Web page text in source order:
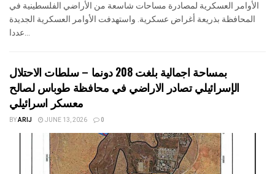
الأوامر العسكرية لمصادرة مساحات شاسعة من الأراضي الفلسطينية في
المحافظة بذريعة أغراض عسكرية. واستهدفت الأوامر العسكرية الجديدة
عددا...
بمساحة اجمالية بلغت 208 دونما – سلطات الاحتلال
الإسرائيلي تصادر الاراضي في محافظة طوباس لصالح
معسكر اسرائيلي
BYARIJ JUNE 13, 2026 0